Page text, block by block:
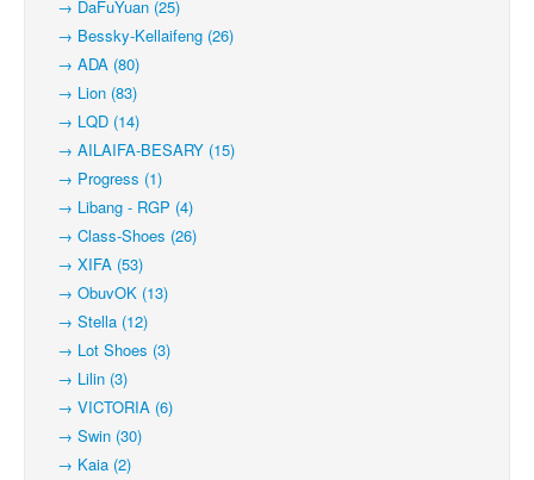
→ DaFuYuan (25)
→ Bessky-Kellaifeng (26)
→ ADA (80)
→ Lion (83)
→ LQD (14)
→ AILAIFA-BESARY (15)
→ Progress (1)
→ Libang - RGP (4)
→ Class-Shoes (26)
→ XIFA (53)
→ ObuvOK (13)
→ Stella (12)
→ Lot Shoes (3)
→ Lilin (3)
→ VICTORIA (6)
→ Swin (30)
→ Kaia (2)